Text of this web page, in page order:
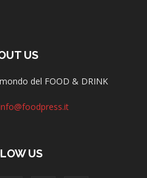
US
del FOOD & DRINK
US